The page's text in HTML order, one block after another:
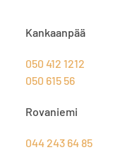
Kankaanpää
050 412 1212
050 615 56
Rovaniemi
044 243 64 85